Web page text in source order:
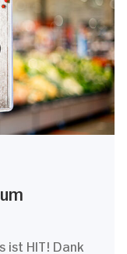
ist HIT! Dank